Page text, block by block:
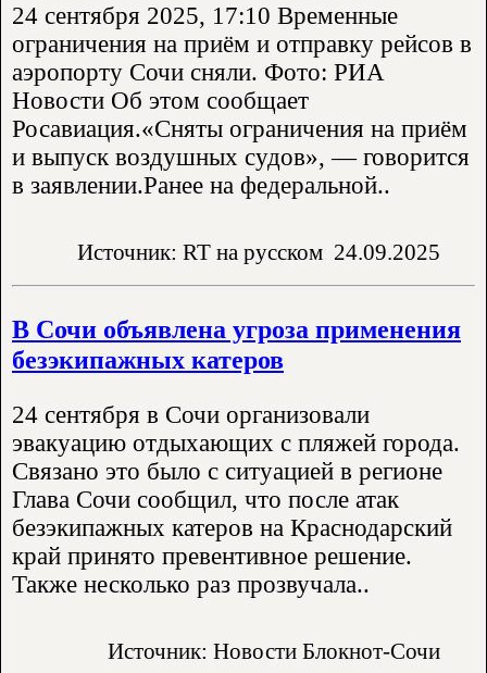
24 сентября 2025, 17:10 Временные
ограничения на приём и отправку рейсов в
аэропорту Сочи сняли. Фото: РИА
Новости Об этом сообщает
Росавиация.«Сняты ограничения на приём
и выпуск воздушных судов», — говорится
в заявлении.Ранее на федеральной..
Источник: RT на русском 24.09.2025
В Сочи объявлена угроза применения
безэкипажных катеров
24 сентября в Сочи организовали
эвакуацию отдыхающих с пляжей города.
Связано это было с ситуацией в регионе
Глава Сочи сообщил, что после атак
безэкипажных катеров на Краснодарский
край принято превентивное решение.
Также несколько раз прозвучала..
Источник: Новости Блокнот-Сочи